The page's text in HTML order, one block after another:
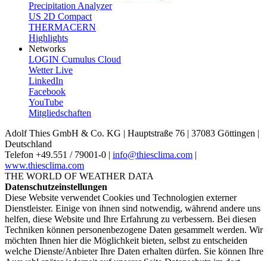
Precipitation Analyzer
US 2D Compact
THERMACERN
Highlights
Networks
LOGIN Cumulus Cloud
Wetter Live
LinkedIn
Facebook
YouTube
Mitgliedschaften
Adolf Thies GmbH & Co. KG | Hauptstraße 76 | 37083 Göttingen |
Deutschland
Telefon +49.551 /­ 79001-0 | info@thiesclima.com |
www.thiesclima.com
THE WORLD OF WEATHER DATA
Datenschutzeinstellungen
Diese Website verwendet Cookies und Technologien externer
Dienstleister. Einige von ihnen sind notwendig, während andere uns
helfen, diese Website und Ihre Erfahrung zu verbessern. Bei diesen
Techniken können personenbezogene Daten gesammelt werden. Wir
möchten Ihnen hier die Möglichkeit bieten, selbst zu entscheiden
welche Dienste/­Anbieter Ihre Daten erhalten dürfen. Sie können Ihre